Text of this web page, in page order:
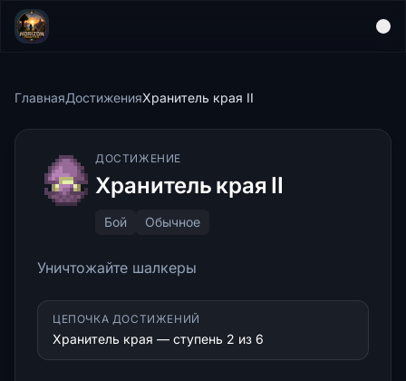
ГлавнаяДостиженияХранитель края II
ДОСТИЖЕНИЕ
Хранитель края II
Бой Обычное
Уничтожайте шалкеры
ЦЕПОЧКА ДОСТИЖЕНИЙ
Хранитель края — ступень 2 из 6